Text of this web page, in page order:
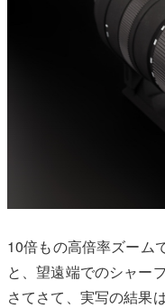
10倍もの高倍率ズーム
と、望遠端でのシャー
さてさて、実写の結果